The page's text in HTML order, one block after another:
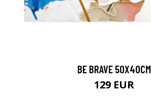
BE BRAVE 50X40CM
129 EUR